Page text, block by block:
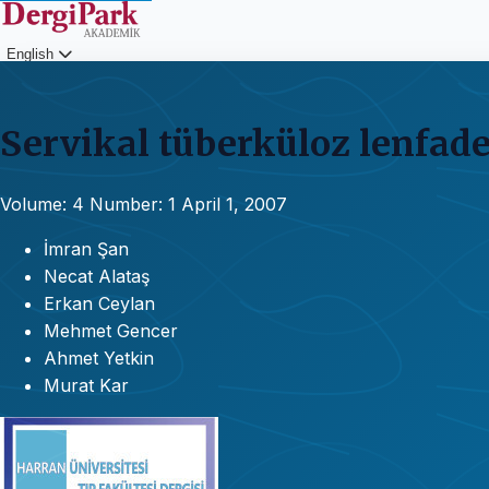
English
Servikal tüberküloz
Volume: 4 Number: 1 April 1, 2007
İmran Şan
Necat Alataş
Erkan Ceylan
Mehmet Gencer
Ahmet Yetkin
Murat Kar